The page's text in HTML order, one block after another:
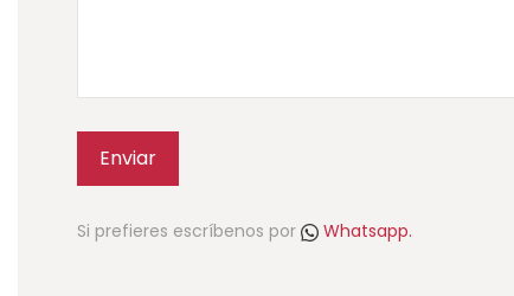
Enviar
Si prefieres escríbenos por Whatsapp.